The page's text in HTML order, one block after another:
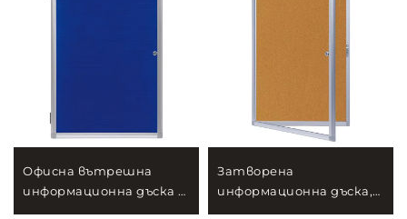
Офисна вътрешна
информационна дъска с
Затворена
информационна дъска,